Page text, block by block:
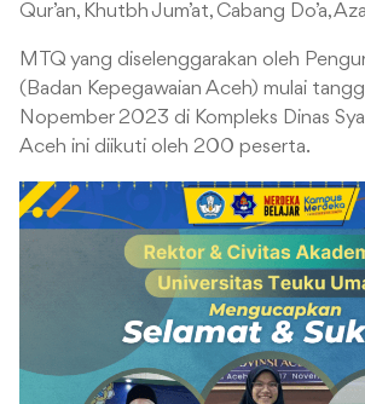
Qur’an, Khutbh Jum’at, Cabang Do’a,
MTQ yang diselenggarakan oleh
(Badan Kepegawaian Aceh) mulai
Nopember 2023 di Kompleks Dinas
Aceh ini diikuti oleh 200 peserta.